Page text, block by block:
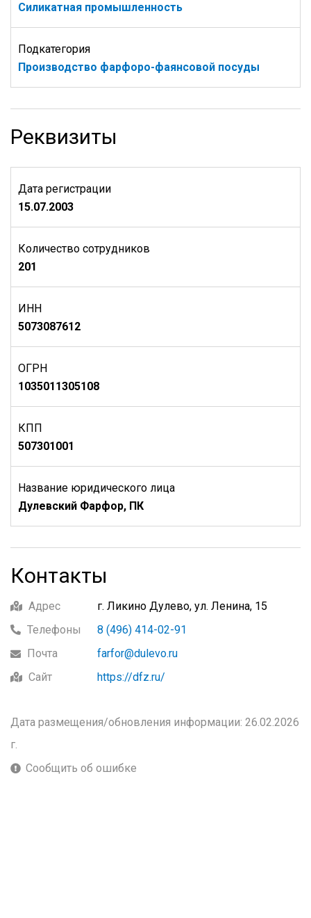
Силикатная промышленность
Подкатегория
Производство фарфоро-фаянсовой посуды
Реквизиты
Дата регистрации
15.07.2003
Количество сотрудников
201
ИНН
5073087612
ОГРН
1035011305108
КПП
507301001
Название юридического лица
Дулевский Фарфор, ПК
Контакты
Адрес
г. Ликино Дулево, ул. Ленина, 15
Телефоны
8 (496) 414-02-91
Почта
farfor@dulevo.ru
Сайт
https://dfz.ru/
Дата размещения/обновления информации: 26.02.2026
г.
Сообщить об ошибке